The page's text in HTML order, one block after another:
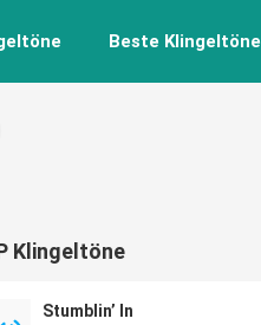
Beste Klingeltöne
Klingeltöne
Stumblin’ In